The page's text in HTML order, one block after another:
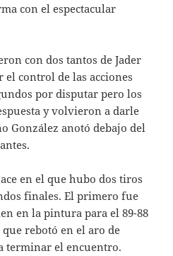
con el espectacular
con dos tantos de Jader
el control de las acciones
por disputar pero los
y volvieron a darle
González anotó debajo del
en el que hubo dos tiros
finales. El primero fue
en la pintura para el 89-88
rebotó en el aro de
terminar el encuentro.